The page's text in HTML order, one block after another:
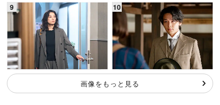
画像をもっと見る